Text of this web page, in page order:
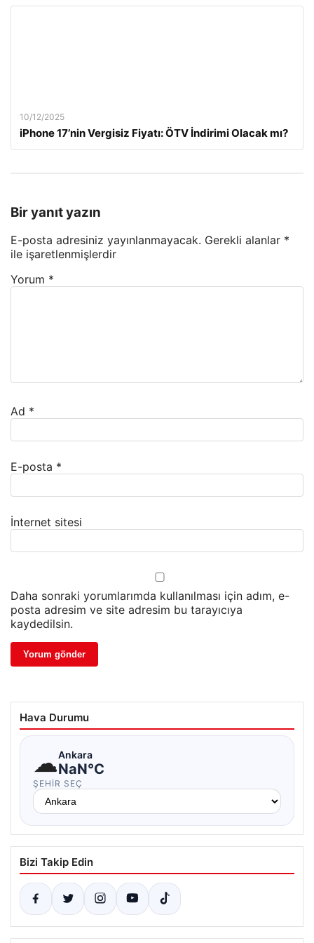
10/12/2025
iPhone 17’nin Vergisiz Fiyatı: ÖTV İndirimi Olacak mı?
Bir yanıt yazın
E-posta adresiniz yayınlanmayacak. Gerekli alanlar *
ile işaretlenmişlerdir
Yorum *
Ad *
E-posta *
İnternet sitesi
Daha sonraki yorumlarımda kullanılması için adım, e-
posta adresim ve site adresim bu tarayıcıya
kaydedilsin.
Hava Durumu
☁Ankara
NaN°C
ŞEHIR SEÇ
Bizi Takip Edin